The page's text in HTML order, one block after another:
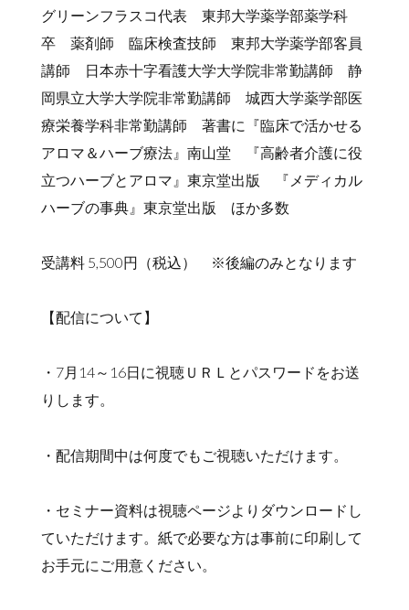
グリーンフラスコ代表 東邦大学薬学部薬学科
卒 薬剤師 臨床検査技師 東邦大学薬学部客員
講師 日本赤十字看護大学大学院非常勤講師 静
岡県立大学大学院非常勤講師 城西大学薬学部医
療栄養学科非常勤講師 著書に『臨床で活かせる
アロマ＆ハーブ療法』南山堂 『高齢者介護に役
立つハーブとアロマ』東京堂出版 『メディカル
ハーブの事典』東京堂出版 ほか多数
受講料 5,500円（税込） ※後編のみとなります
【配信について】
・7月14～16日に視聴ＵＲＬとパスワードをお送
りします。
・配信期間中は何度でもご視聴いただけます。
・セミナー資料は視聴ページよりダウンロードし
ていただけます。紙で必要な方は事前に印刷して
お手元にご用意ください。